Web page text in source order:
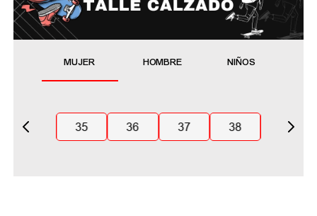
MUJER HOMBRE NIÑOS
35 36 37 38